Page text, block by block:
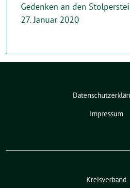
Gedenken an den
27. Januar 2020
Impressum
Kreisverband